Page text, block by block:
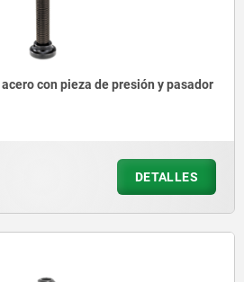
con pieza de presión y pasador
DETALLES